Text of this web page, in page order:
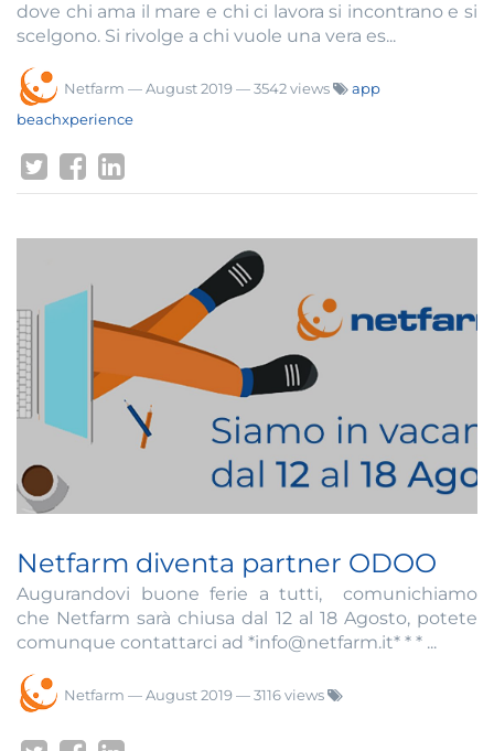
dove chi ama il mare e chi ci lavora si incontrano e si
scelgono. Si rivolge a chi vuole una vera es...
Netfarm —August 2019— 3542 views
app
beachxperience
Netfarm diventa partner ODOO
Augurandovi buone ferie a tutti, comunichiamo
che Netfarm sarà chiusa dal 12 al 18 Agosto, potete
comunque contattarci ad *info@netfarm.it* * * ...
Netfarm —August 2019— 3116 views